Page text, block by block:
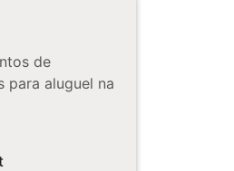
de
para aluguel na